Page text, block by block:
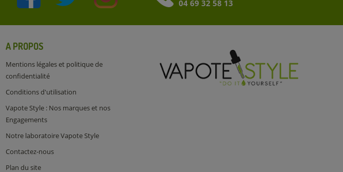
04 69 32 58 13
A PROPOS
Mentions légales et politique de
confidentialité
Conditions d'utilisation
Vapote Style : Nos marques et nos
Engagements
Notre laboratoire Vapote Style
Contactez-nous
Plan du site